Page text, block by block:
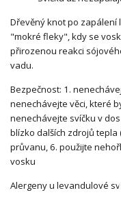
Dřevěný knot po zapálení
"mokré fleky", kdy se
přirozenou reakci
vadu.
Bezpečnost: 1.
nenechávejte věci, které
nenechávejte svíčku v
blízko dalších zdrojů tepla
průvanu, 6. použijte
vosku
Alergeny u levandulové